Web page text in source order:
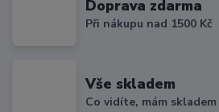
Doprava zdarma
Při nákupu nad 1500 Kč
Vše skladem
Co vidíte, mám skladem